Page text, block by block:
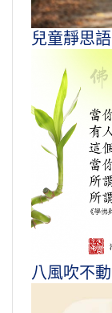
兒童靜思語
八風吹不動